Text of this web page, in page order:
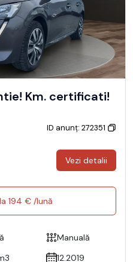
Km. certificati!
ID anunț: 272351
Vezi detalii
194 € /lună
Manuală
12.2019